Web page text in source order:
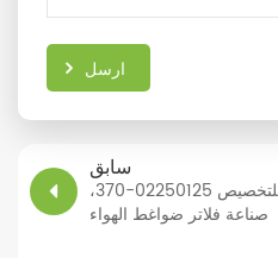
ارسل
سابق
خرطوشة فلتر هواء قابلة للتخصيص 02250125-370،
صناعة فلاتر ضواغط الهواء